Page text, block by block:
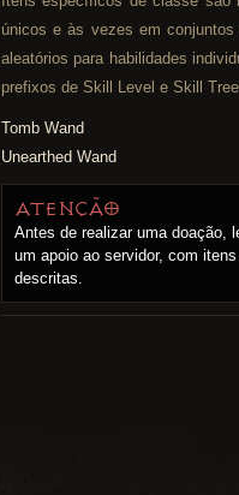
únicos e às vezes em
aleatórios para habilidades
prefixos de Skill Level e Skill
Tomb Wand
Unearthed Wand
ATENÇÃO
Antes de realizar uma doação,
um apoio ao servidor, com
descritas.